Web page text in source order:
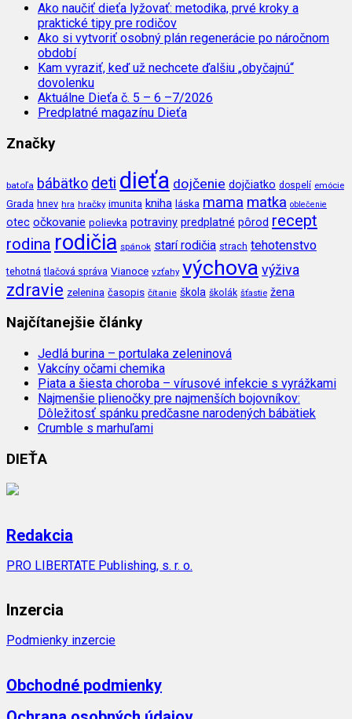
Ako naučiť dieťa lyžovať: metodika, prvé kroky a
praktické tipy pre rodičov
Ako si vytvoriť osobný plán regenerácie po náročnom
období
Kam vyraziť, keď už nechcete ďalšiu „obyčajnú“
dovolenku
Aktuálne Dieťa č. 5 – 6 –7/2026
Predplatné magazínu Dieťa
Značky
batoľa bábätko deti dieťa dojčenie dojčiatko dospelí emócie
Grada hnev hra hračky imunita kniha láska mama matka oblečenie
otec očkovanie polievka potraviny predplatné pôrod recept
rodina rodičia spánok starí rodičia strach tehotenstvo
tehotná tlačová správa Vianoce vzťahy výchova výživa
zdravie zelenina časopis čítanie škola školák šťastie žena
Najčítanejšie články
Jedlá burina – portulaka zeleninová
Vakcíny očami chemika
Piata a šiesta choroba – vírusové infekcie s vyrážkami
Najmenšie plienočky pre najmenších bojovníkov:
Dôležitosť spánku predčasne narodených bábätiek
Crumble s marhuľami
DIEŤA
Redakcia
PRO LIBERTATE Publishing, s. r. o.
Inzercia
Podmienky inzercie
Obchodné podmienky